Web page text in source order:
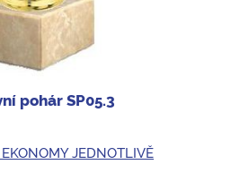
pohár SP05.3
JEDNOTLIVĚ